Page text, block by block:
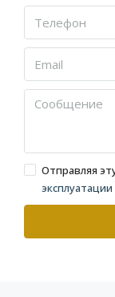
Отправляя
эксплуатации